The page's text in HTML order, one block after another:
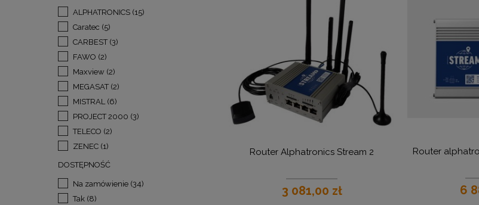
ALPHATRONICS (15)
Caratec (5)
CARBEST (3)
FAWO (2)
Maxview (2)
MEGASAT (2)
MISTRAL (6)
PROJECT 2000 (3)
TELECO (2)
ZENEC (1)
DOSTĘPNOŚĆ
Na zamówienie (34)
Tak (8)
Router Alphatronics Stream 2
3 081,00 zł
Router
6